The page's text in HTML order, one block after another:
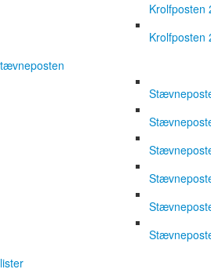
Krolfposten
Krolfposten